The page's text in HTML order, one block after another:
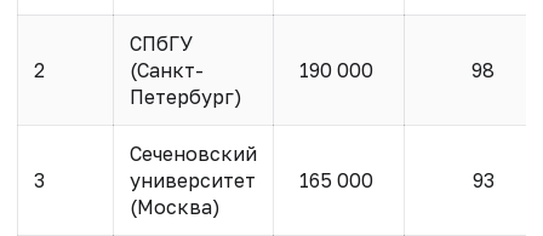
2
СПбГУ
(Санкт-
Петербург)
190 000 98
3
Сеченовский
университет
(Москва)
165 000 93